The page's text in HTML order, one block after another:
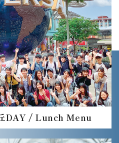
DAY / Lunch Menu